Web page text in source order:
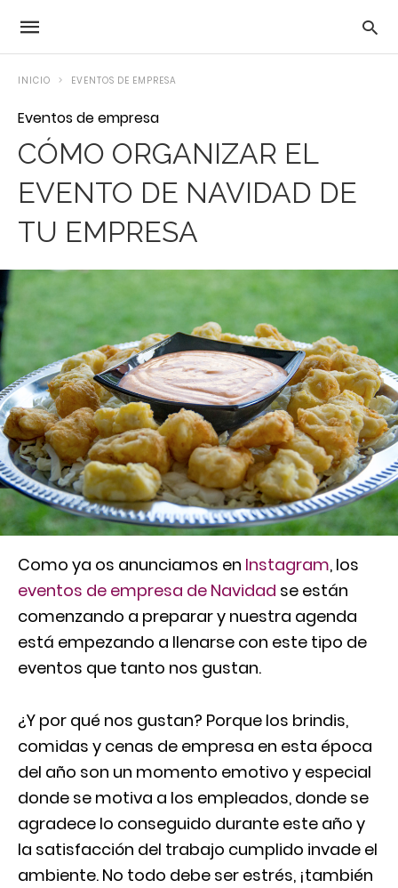
INICIO EVENTOS DE EMPRESA
Eventos de empresa
CÓMO ORGANIZAR EL
EVENTO DE NAVIDAD DE
TU EMPRESA
Como ya os anunciamos en Instagram, los
eventos de empresa de Navidad se están
comenzando a preparar y nuestra agenda
está empezando a llenarse con este tipo de
eventos que tanto nos gustan.
¿Y por qué nos gustan? Porque los brindis,
comidas y cenas de empresa en esta época
del año son un momento emotivo y especial
donde se motiva a los empleados, donde se
agradece lo conseguido durante este año y
la satisfacción del trabajo cumplido invade el
ambiente. No todo debe ser estrés, ¡también